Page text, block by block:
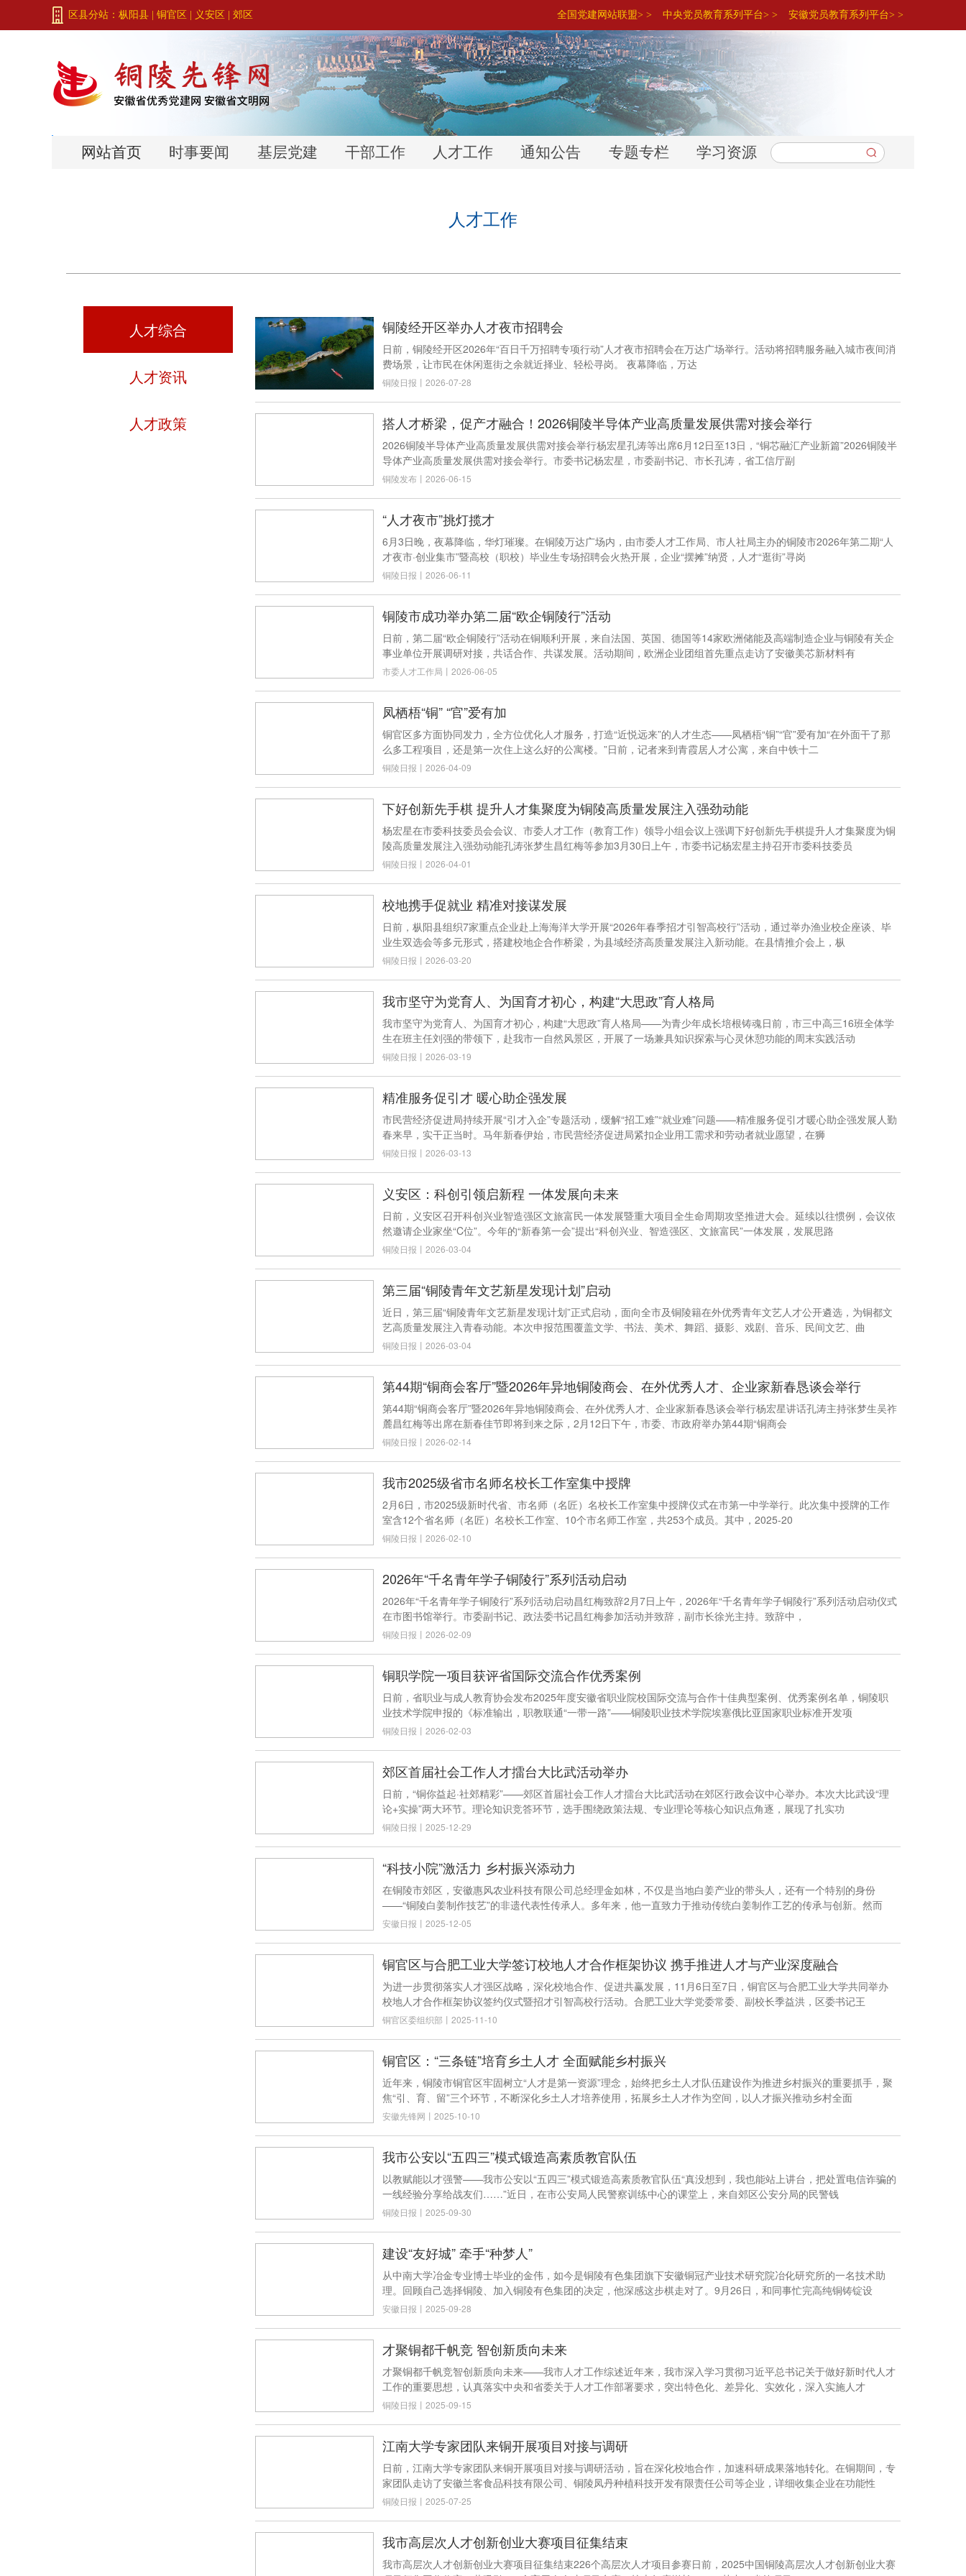
区县分站： 枞阳县 铜官区 义安区 郊区 全国党建网站联盟> > 中央党员教育系列平台> > 安徽党员教育系列平台> >
网站首页 时事要闻 基层党建 干部工作 人才工作 通知公告 专题专栏 学习资源
人才工作
人才综合
人才资讯
人才政策
铜陵经开区举办人才夜市招聘会
日前，铜陵经开区2026年“百日千万招聘专项行动”人才夜市招聘会在万达广场举行。活动将招聘服务融入城市夜间消
费场景，让市民在休闲逛街之余就近择业、轻松寻岗。 夜幕降临，万达
铜陵日报 丨 2026-07-28
搭人才桥梁，促产才融合！2026铜陵半导体产业高质量发展供需对接会举行
2026铜陵半导体产业高质量发展供需对接会举行杨宏星孔涛等出席6月12日至13日，“铜芯融汇产业新篇”2026铜陵半
导体产业高质量发展供需对接会举行。市委书记杨宏星，市委副书记、市长孔涛，省工信厅副
铜陵发布丨 2026-06-15
“人才夜市”挑灯揽才
6月3日晚，夜幕降临，华灯璀璨。在铜陵万达广场内，由市委人才工作局、市人社局主办的铜陵市2026年第二期“人
才夜市·创业集市”暨高校（职校）毕业生专场招聘会火热开展，企业“摆摊”纳贤，人才“逛街”寻岗
铜陵日报 丨 2026-06-11
铜陵市成功举办第二届“欧企铜陵行”活动
日前，第二届“欧企铜陵行”活动在铜顺利开展，来自法国、英国、德国等14家欧洲储能及高端制造企业与铜陵有关企
事业单位开展调研对接，共话合作、共谋发展。活动期间，欧洲企业团组首先重点走访了安徽美芯新材料有
市委人才工作局 丨 2026-06-05
凤栖梧“铜” “官”爱有加
铜官区多方面协同发力，全方位优化人才服务，打造“近悦远来”的人才生态——凤栖梧“铜”“官”爱有加“在外面干了那
么多工程项目，还是第一次住上这么好的公寓楼。”日前，记者来到青霞居人才公寓，来自中铁十二
铜陵日报 丨 2026-04-09
下好创新先手棋 提升人才集聚度为铜陵高质量发展注入强劲动能
杨宏星在市委科技委员会会议、市委人才工作（教育工作）领导小组会议上强调下好创新先手棋提升人才集聚度为铜
陵高质量发展注入强劲动能孔涛张梦生昌红梅等参加3月30日上午，市委书记杨宏星主持召开市委科技委员
铜陵日报 丨 2026-04-01
校地携手促就业 精准对接谋发展
日前，枞阳县组织7家重点企业赴上海海洋大学开展“2026年春季招才引智高校行”活动，通过举办渔业校企座谈、毕
业生双选会等多元形式，搭建校地企合作桥梁，为县域经济高质量发展注入新动能。在县情推介会上，枞
铜陵日报 丨 2026-03-20
我市坚守为党育人、为国育才初心，构建“大思政”育人格局
我市坚守为党育人、为国育才初心，构建“大思政”育人格局——为青少年成长培根铸魂日前，市三中高三16班全体学
生在班主任刘强的带领下，赴我市一自然风景区，开展了一场兼具知识探索与心灵休憩功能的周末实践活动
铜陵日报 丨 2026-03-19
精准服务促引才 暖心助企强发展
市民营经济促进局持续开展“引才入企”专题活动，缓解“招工难”“就业难”问题——精准服务促引才暖心助企强发展人勤
春来早，实干正当时。马年新春伊始，市民营经济促进局紧扣企业用工需求和劳动者就业愿望，在狮
铜陵日报 丨 2026-03-13
义安区：科创引领启新程 一体发展向未来
日前，义安区召开科创兴业智造强区文旅富民一体发展暨重大项目全生命周期攻坚推进大会。延续以往惯例，会议依
然邀请企业家坐“C位”。今年的“新春第一会”提出“科创兴业、智造强区、文旅富民”一体发展，发展思路
铜陵日报 丨 2026-03-04
第三届“铜陵青年文艺新星发现计划”启动
近日，第三届“铜陵青年文艺新星发现计划”正式启动，面向全市及铜陵籍在外优秀青年文艺人才公开遴选，为铜都文
艺高质量发展注入青春动能。本次申报范围覆盖文学、书法、美术、舞蹈、摄影、戏剧、音乐、民间文艺、曲
铜陵日报 丨 2026-03-04
第44期“铜商会客厅”暨2026年异地铜陵商会、在外优秀人才、企业家新春恳谈会举行
第44期“铜商会客厅”暨2026年异地铜陵商会、在外优秀人才、企业家新春恳谈会举行杨宏星讲话孔涛主持张梦生吴祚
麓昌红梅等出席在新春佳节即将到来之际，2月12日下午，市委、市政府举办第44期“铜商会
铜陵日报 丨 2026-02-14
我市2025级省市名师名校长工作室集中授牌
2月6日，市2025级新时代省、市名师（名匠）名校长工作室集中授牌仪式在市第一中学举行。此次集中授牌的工作
室含12个省名师（名匠）名校长工作室、10个市名师工作室，共253个成员。其中，2025-20
铜陵日报 丨 2026-02-10
2026年“千名青年学子铜陵行”系列活动启动
2026年“千名青年学子铜陵行”系列活动启动昌红梅致辞2月7日上午，2026年“千名青年学子铜陵行”系列活动启动仪式
在市图书馆举行。市委副书记、政法委书记昌红梅参加活动并致辞，副市长徐光主持。致辞中，
铜陵日报 丨 2026-02-09
铜职学院一项目获评省国际交流合作优秀案例
日前，省职业与成人教育协会发布2025年度安徽省职业院校国际交流与合作十佳典型案例、优秀案例名单，铜陵职
业技术学院申报的《标准输出，职教联通“一带一路”——铜陵职业技术学院埃塞俄比亚国家职业标准开发项
铜陵日报 丨 2026-02-03
郊区首届社会工作人才擂台大比武活动举办
日前，“铜你益起·社郊精彩”——郊区首届社会工作人才擂台大比武活动在郊区行政会议中心举办。本次大比武设“理
论+实操”两大环节。理论知识竞答环节，选手围绕政策法规、专业理论等核心知识点角逐，展现了扎实功
铜陵日报 丨 2025-12-29
“科技小院”激活力 乡村振兴添动力
在铜陵市郊区，安徽惠风农业科技有限公司总经理金如林，不仅是当地白姜产业的带头人，还有一个特别的身份
——“铜陵白姜制作技艺”的非遗代表性传承人。多年来，他一直致力于推动传统白姜制作工艺的传承与创新。然而
安徽日报 丨 2025-12-05
铜官区与合肥工业大学签订校地人才合作框架协议 携手推进人才与产业深度融合
为进一步贯彻落实人才强区战略，深化校地合作、促进共赢发展，11月6日至7日，铜官区与合肥工业大学共同举办
校地人才合作框架协议签约仪式暨招才引智高校行活动。合肥工业大学党委常委、副校长季益洪，区委书记王
铜官区委组织部 丨 2025-11-10
铜官区：“三条链”培育乡土人才 全面赋能乡村振兴
近年来，铜陵市铜官区牢固树立“人才是第一资源”理念，始终把乡土人才队伍建设作为推进乡村振兴的重要抓手，聚
焦“引、育、留”三个环节，不断深化乡土人才培养使用，拓展乡土人才作为空间，以人才振兴推动乡村全面
安徽先锋网 丨 2025-10-10
我市公安以“五四三”模式锻造高素质教官队伍
以教赋能以才强警——我市公安以“五四三”模式锻造高素质教官队伍“真没想到，我也能站上讲台，把处置电信诈骗的
一线经验分享给战友们……”近日，在市公安局人民警察训练中心的课堂上，来自郊区公安分局的民警钱
铜陵日报 丨 2025-09-30
建设“友好城” 牵手“种梦人”
从中南大学冶金专业博士毕业的金伟，如今是铜陵有色集团旗下安徽铜冠产业技术研究院冶化研究所的一名技术助
理。回顾自己选择铜陵、加入铜陵有色集团的决定，他深感这步棋走对了。9月26日，和同事忙完高纯铜铸锭设
安徽日报 丨 2025-09-28
才聚铜都千帆竞 智创新质向未来
才聚铜都千帆竞智创新质向未来——我市人才工作综述近年来，我市深入学习贯彻习近平总书记关于做好新时代人才
工作的重要思想，认真落实中央和省委关于人才工作部署要求，突出特色化、差异化、实效化，深入实施人才
铜陵日报 丨 2025-09-15
江南大学专家团队来铜开展项目对接与调研
日前，江南大学专家团队来铜开展项目对接与调研活动，旨在深化校地合作，加速科研成果落地转化。在铜期间，专
家团队走访了安徽兰客食品科技有限公司、铜陵凤丹种植科技开发有限责任公司等企业，详细收集企业在功能性
铜陵日报 丨 2025-07-25
我市高层次人才创新创业大赛项目征集结束
我市高层次人才创新创业大赛项目征集结束226个高层次人才项目参赛日前，2025中国铜陵高层次人才创新创业大赛